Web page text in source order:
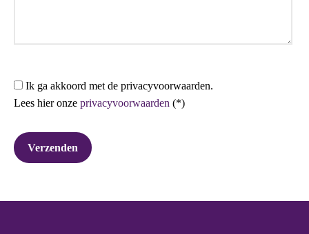
Ik ga akkoord met de privacyvoorwaarden.
Lees hier onze privacyvoorwaarden (*)